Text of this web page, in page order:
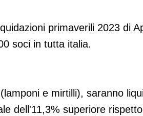
rispetto allo scorso
primaverili 2023 di
soci in tutta italia.
e mirtilli), saranno
dell'11,3% superiore